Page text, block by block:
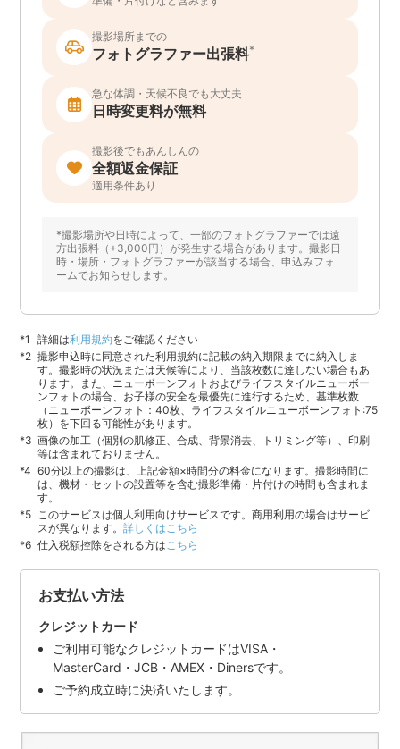
撮影場所までの
フォトグラファー出張料*
急な体調・天候不良でも大丈夫
日時変更料が無料
撮影後でもあんしんの
全額返金保証
適用条件あり
*撮影場所や日時によって、一部のフォトグラファーでは遠
方出張料（+3,000円）が発生する場合があります。撮影日
時・場所・フォトグラファーが該当する場合、申込みフォ
ームでお知らせします。
詳細は利用規約をご確認ください
撮影申込時に同意された利用規約に記載の納入期限までに納入しま
す。撮影時の状況または天候等により、当該枚数に達しない場合もあ
ります。また、ニューボーンフォトおよびライフスタイルニューボー
ンフォトの場合、お子様の安全を最優先に進行するため、基準枚数
（ニューボーンフォト：40枚、ライフスタイルニューボーンフォト:75
枚）を下回る可能性があります。
画像の加工（個別の肌修正、合成、背景消去、トリミング等）、印刷
等は含まれておりません。
60分以上の撮影は、上記金額×時間分の料金になります。撮影時間に
は、機材・セットの設置等を含む撮影準備・片付けの時間も含まれま
す。
このサービスは個人利用向けサービスです。商用利用の場合はサービ
スが異なります。詳しくはこちら
仕入税額控除をされる方は こちら
お支払い方法
クレジットカード
ご利用可能なクレジットカードはVISA・
MasterCard・JCB・AMEX・Dinersです。
ご予約成立時に決済いたします。